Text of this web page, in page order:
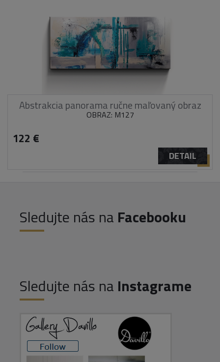
Abstrakcia panorama ručne maľovaný obraz
OBRAZ: M127
122 €
DETAIL
Sledujte nás na Facebooku
Sledujte nás na Instagrame